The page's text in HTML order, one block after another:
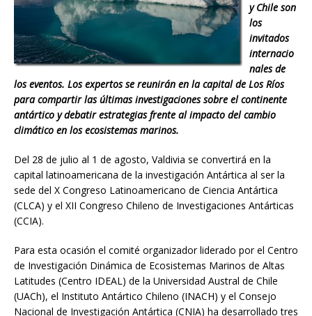
y Chile son
los
invitados
internacio
nales de
los eventos. Los expertos se reunirán en la capital de Los Ríos
para compartir las últimas investigaciones sobre el continente
antártico y debatir estrategias frente al impacto del cambio
climático en los ecosistemas marinos.
Del 28 de julio al 1 de agosto, Valdivia se convertirá en la
capital latinoamericana de la investigación Antártica al ser la
sede del X Congreso Latinoamericano de Ciencia Antártica
(CLCA) y el XII Congreso Chileno de Investigaciones Antárticas
(CCIA).
Para esta ocasión el comité organizador liderado por el Centro
de Investigación Dinámica de Ecosistemas Marinos de Altas
Latitudes (Centro IDEAL) de la Universidad Austral de Chile
(UACh), el Instituto Antártico Chileno (INACH) y el Consejo
Nacional de Investigación Antártica (CNIA) ha desarrollado tres